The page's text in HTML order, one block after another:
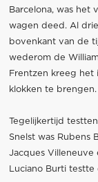
Barcelona, was het
wagen deed. Al
bovenkant van de
wederom de
Frentzen kreeg het
klokken te brengen.
Tegelijkertijd
Snelst was Rubens
Jacques Villeneuve
Luciano Burti testte